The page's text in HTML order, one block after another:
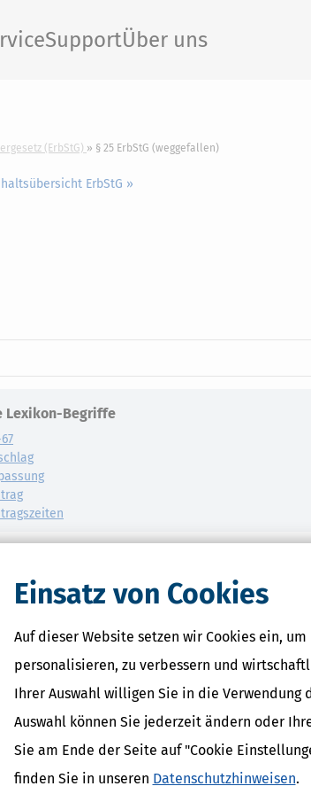
Einsatz von Cookies
Auf dieser Website setzen wir Cookies ein, um
personalisieren, zu verbessern und
Ihrer Auswahl willigen Sie in die Verwendung
Auswahl können Sie jederzeit ändern oder
Sie am Ende der Seite auf "Cookie
finden Sie in unseren Datenschutzhinweisen.
SupportÜber uns
(ErbStG) § 25 ErbStG (weggefallen)
ErbStG »
Lexikon-Begriffe